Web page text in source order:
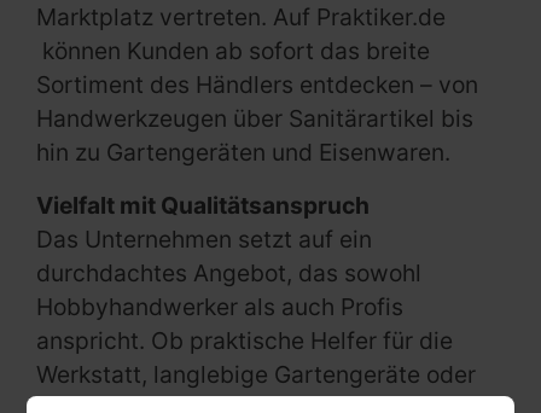
Marktplatz vertreten. Auf Praktiker.de
können Kunden ab sofort das breite
Sortiment des Händlers entdecken – von
Handwerkzeugen über Sanitärartikel bis
hin zu Gartengeräten und Eisenwaren.
Vielfalt mit Qualitätsanspruch
Das Unternehmen setzt auf ein
durchdachtes Angebot, das sowohl
Hobbyhandwerker als auch Profis
anspricht. Ob praktische Helfer für die
Werkstatt, langlebige Gartengeräte oder